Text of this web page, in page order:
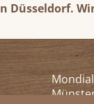
Düsseldorf.